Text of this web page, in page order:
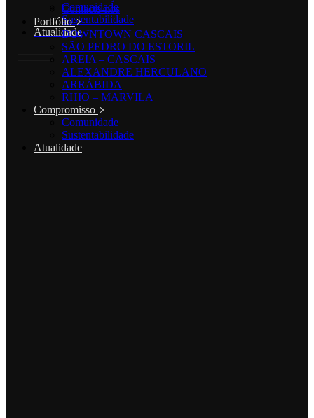
Comunidade
Sustentabilidade
Atualidade
Contacte-nos
Portfólio
DOWNTOWN CASCAIS
SÃO PEDRO DO ESTORIL
AREIA – CASCAIS
ALEXANDRE HERCULANO
ARRÁBIDA
RHIO – MARVILA
Compromisso
Comunidade
Sustentabilidade
Atualidade